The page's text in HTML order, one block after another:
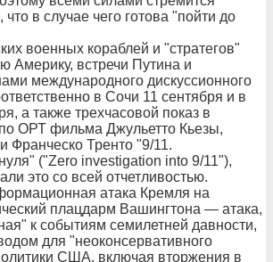
что в случае чего готова "пойти до
военных кораблей и "стратегов"
Америку, встречи Путина и
международного дискуссионного
в Сочи 11 сентября и в
а также трехчасовой показ в
ОРТ фильма Джульетто Кьезы,
Франческо Тренто "9/11.
("Zero investigation into 9/11"),
это со всей отчетливостью.
атака Кремля на
плацдарм Вашингтона — атака,
к событиям семилетней давности,
для "неоконсервативного
США, включая вторжения в